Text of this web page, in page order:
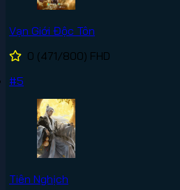
Vạn Giới Độc Tôn
0 (471/800) FHD
#5
Tiên Nghịch